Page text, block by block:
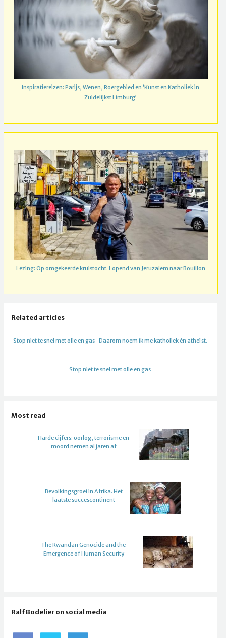
Inspiratiereizen: Parijs, Wenen, Roergebied en ‘Kunst en Katholiek in
Zuidelijkst Limburg’
Lezing: Op omgekeerde kruistocht. Lopend van Jeruzalem naar Bouillon
Related articles
Stop niet te snel met olie en gas Daarom noem ik me katholiek én atheïst.
Stop niet te snel met olie en gas
Most read
Harde cijfers: oorlog, terrorisme en
moord nemen al jaren af
Bevolkingsgroei in Afrika. Het
laatste succescontinent
The Rwandan Genocide and the
Emergence of Human Security
Ralf Bodelier on social media